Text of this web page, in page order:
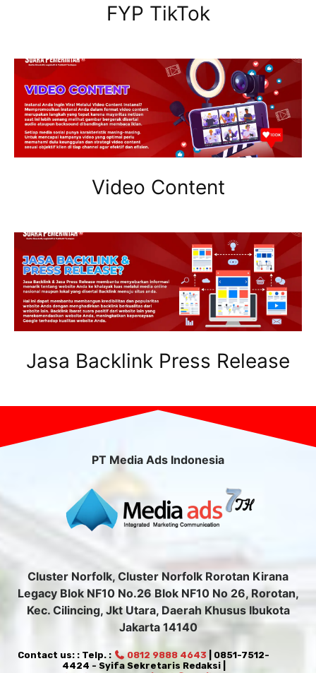
FYP TikTok
Video Content
Jasa Backlink Press Release
PT Media Ads Indonesia
Cluster Norfolk, Cluster Norfolk Rorotan Kirana
Legacy Blok NF10 No.26 Blok NF10 No 26, Rorotan,
Kec. Cilincing, Jkt Utara, Daerah Khusus Ibukota
Jakarta 14140
Contact us: : Telp. : 0812 9888 4643 | 0851-7512-
4424 - Syifa Sekretaris Redaksi |